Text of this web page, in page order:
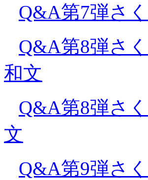
Q&A第7弾さ
Q&A第8弾さ
和文
Q&A第8弾さ
文
Q&A第9弾さ